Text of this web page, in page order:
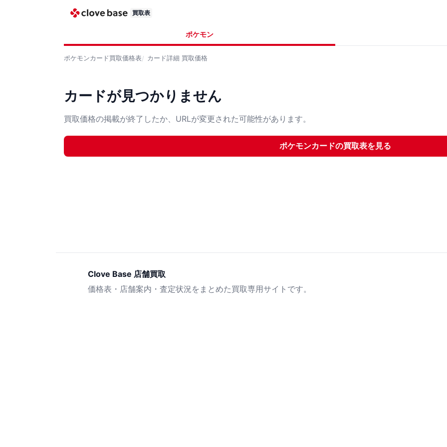
買取表
ポケモン
ポケモンカード買取価格表 カード詳細 買取価格
カードが見つかりません
買取価格の掲載が終了したか、URLが変更された可能性があります。
ポケモンカードの買取表を見る
Clove Base 店舗買取
価格表・店舗案内・査定状況をまとめた買取専用サイトです。